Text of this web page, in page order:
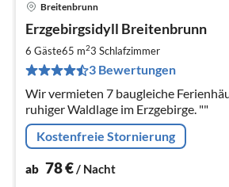
Breitenbrunn
Erzgebirgsidyll Breitenbrunn
6 Gäste65 m23 Schlafzimmer
3 Bewertungen
Wir vermieten 7 baugleiche
ruhiger Waldlage im Erzgebirge. ""
Kostenfreie Stornierung
ab 78€/ Nacht